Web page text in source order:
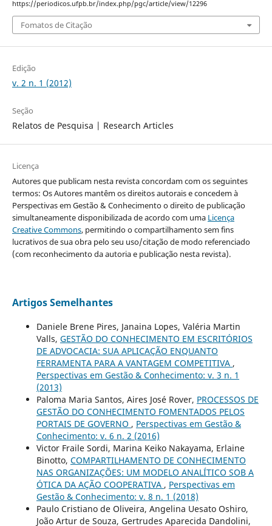
https://periodicos.ufpb.br/index.php/pgc/article/view/12296
Fomatos de Citação
Edição
v. 2 n. 1 (2012)
Seção
Relatos de Pesquisa | Research Articles
Licença
Autores que publicam nesta revista concordam com os seguintes
termos: Os Autores mantêm os direitos autorais e concedem à
Perspectivas em Gestão & Conhecimento o direito de publicação
simultaneamente disponibilizada de acordo com uma Licença
Creative Commons, permitindo o compartilhamento sem fins
lucrativos de sua obra pelo seu uso/citação de modo referenciado
(com reconhecimento da autoria e publicação nesta revista).
Artigos Semelhantes
Daniele Brene Pires, Janaina Lopes, Valéria Martin
Valls, GESTÃO DO CONHECIMENTO EM ESCRITÓRIOS
DE ADVOCACIA: SUA APLICAÇÃO ENQUANTO
FERRAMENTA PARA A VANTAGEM COMPETITIVA ,
Perspectivas em Gestão & Conhecimento: v. 3 n. 1
(2013)
Paloma Maria Santos, Aires José Rover, PROCESSOS DE
GESTÃO DO CONHECIMENTO FOMENTADOS PELOS
PORTAIS DE GOVERNO , Perspectivas em Gestão &
Conhecimento: v. 6 n. 2 (2016)
Victor Fraile Sordi, Marina Keiko Nakayama, Erlaine
Binotto, COMPARTILHAMENTO DE CONHECIMENTO
NAS ORGANIZAÇÕES: UM MODELO ANALÍTICO SOB A
ÓTICA DA AÇÃO COOPERATIVA , Perspectivas em
Gestão & Conhecimento: v. 8 n. 1 (2018)
Paulo Cristiano de Oliveira, Angelina Uesato Oshiro,
João Artur de Souza, Gertrudes Aparecida Dandolini,